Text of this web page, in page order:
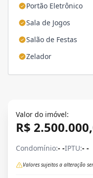
Portão Eletrônico
Sala de Jogos
Salão de Festas
Zelador
Valor do imóvel:
R$
Condomínio:- -IPTU:- -
Valores sujeitos a alteração